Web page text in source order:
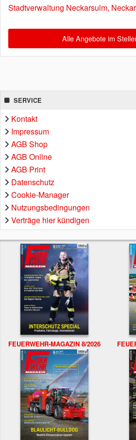
Stadtverwaltung Neckarsulm,
Alle Angebote im
SERVICE
Kontakt
Impressum
AGB Shop
AGB Online
AGB Print
Datenschutz
Cookie-Manager
Nutzungsbedingungen
Verträge hier kündigen
FEUERWEHR-MAGAZIN 8/2026